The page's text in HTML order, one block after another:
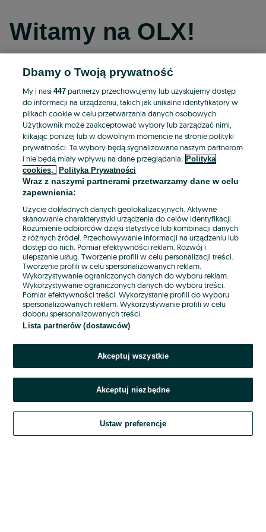
Witamy na OLX!
Kontynuuj przez Facebooka
Kontynuuj przez konto Apple
Kontynuuj przez konto Google
LUB
E-mail
Hasło
Nie pamiętasz hasła?
Zaloguj się
Kontynuując za pośrednictwem jednego z dostawców wskazanych powyżej,
Regulamin serwisu OLX.pl w jego aktualnym brzmieniu.
Dbamy o Twoją prywatność
My i nasi447 partnerzy przechowujemy lub uzyskujemy dostęp
do informacji na urządzeniu, takich jak unikalne identyfikatory w
plikach cookie w celu przetwarzania danych osobowych.
Użytkownik może zaakceptować wybory lub zarządzać nimi,
klikając poniżej lub w dowolnym momencie na stronie polityki
prywatności. Te wybory będą sygnalizowane naszym partnerom
i nie będą miały wpływu na dane przeglądania.
Polityka
cookies,
Polityka Prywatności
Wraz z naszymi partnerami przetwarzamy dane w celu
zapewnienia:
Użycie dokładnych danych geolokalizacyjnych. Aktywne
skanowanie charakterystyki urządzenia do celów identyfikacji.
Rozumienie odbiorców dzięki statystyce lub kombinacji danych
z różnych źródeł. Przechowywanie informacji na urządzeniu lub
dostęp do nich. Pomiar efektywności reklam. Rozwój i
ulepszanie usług. Tworzenie profili w celu personalizacji treści.
Tworzenie profili w celu spersonalizowanych reklam.
Wykorzystywanie ograniczonych danych do wyboru reklam.
Wykorzystywanie ograniczonych danych do wyboru treści.
Pomiar efektywności treści. Wykorzystanie profili do wyboru
spersonalizowanych reklam. Wykorzystywanie profili w celu
doboru spersonalizowanych treści.
Lista partnerów (dostawców)
Akceptuj wszystkie
Akceptuj niezbędne
Ustaw preferencje